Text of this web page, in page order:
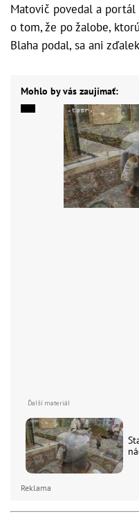
Matovič povedal a portál
o tom, že po žalobe,
Blaha podal, sa ani
Mohlo by vás zaujímať:
Reklama